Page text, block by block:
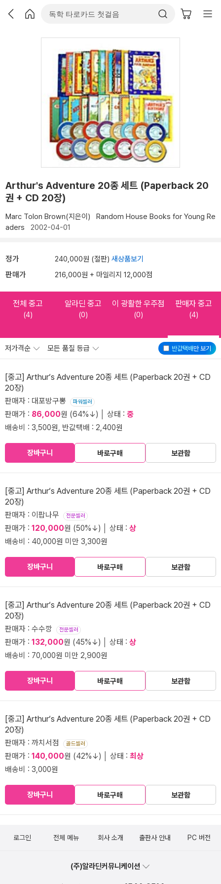
Arthur's Adventure 20종 세트 (Paperback 20
권 + CD 20장)
Marc Tolon Brown(지은이)
Random House Books for Young Re
aders 2002-04-01
정가 240,000원 (절판) 새상품보기
판매가 216,000원 + 마일리지 12,000점
전체 중고
(4)
알라딘 중고
(0)
이 광활한 우주점
(0)
판매자 중고
(4)
반값택배만 보기
저가격순 모든 품질 등급
[중고] Arthur‘s Adventure 20종 세트 (Paperback 20권 + CD
20장)
판매자 : 대포방구뽕 파워셀러
판매가 : 86,000원 (64%↓) │ 상태 : 중
배송비 : 3,500원, 반값택배 : 2,400원
장바구니 바로구매 보관함
[중고] Arthur‘s Adventure 20종 세트 (Paperback 20권 + CD
20장)
판매자 : 이팝나무 전문셀러
판매가 : 120,000원 (50%↓) │ 상태 : 상
배송비 : 40,000원 미만 3,300원
장바구니 바로구매 보관함
[중고] Arthur‘s Adventure 20종 세트 (Paperback 20권 + CD
20장)
판매자 : 수수깡 전문셀러
판매가 : 132,000원 (45%↓) │ 상태 : 상
배송비 : 70,000원 미만 2,900원
장바구니 바로구매 보관함
[중고] Arthur‘s Adventure 20종 세트 (Paperback 20권 + CD
20장)
판매자 : 까치서점 골드셀러
판매가 : 140,000원 (42%↓) │ 상태 : 최상
배송비 : 3,000원
장바구니 바로구매 보관함
로그인 전체 메뉴 회사 소개 출판사 안내 PC 버전
(주)알라딘커뮤니케이션